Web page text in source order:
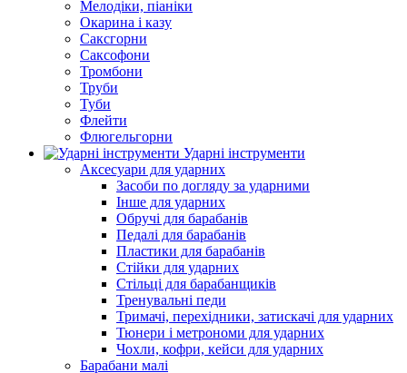
Мелодіки, піаніки
Окарина і казу
Саксгорни
Саксофони
Тромбони
Труби
Туби
Флейти
Флюгельгорни
Ударні інструменти
Аксесуари для ударних
Засоби по догляду за ударними
Інше для ударних
Обручі для барабанів
Педалі для барабанів
Пластики для барабанів
Стійки для ударних
Стільці для барабанщиків
Тренувальні педи
Тримачі, перехідники, затискачі для ударних
Тюнери і метрономи для ударних
Чохли, кофри, кейси для ударних
Барабани малі